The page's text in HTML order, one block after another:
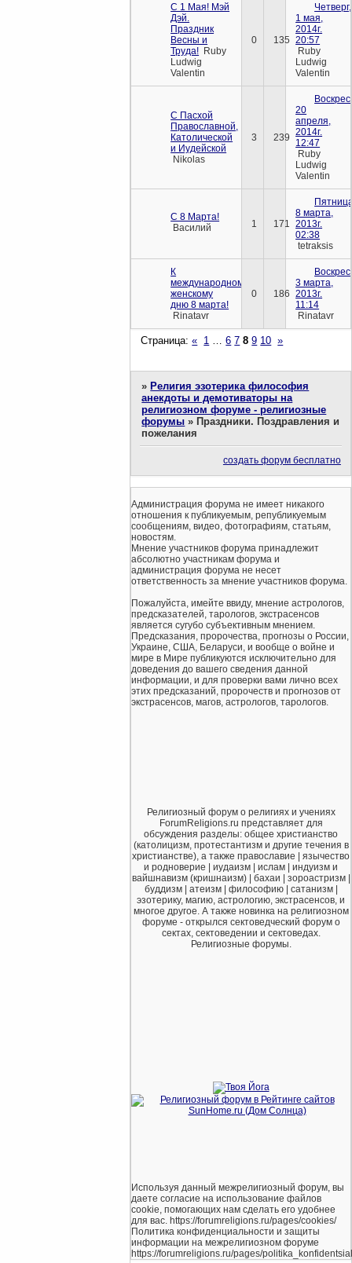
C 1 Мая! Мэй
Дэй.
Праздник
Весны и
Труда! Ruby
Ludwig
Valentin
0 135
Четверг,
1 мая,
2014г.
20:57
Ruby
Ludwig
Valentin
С Пасхой
Православной,
Католической
и Иудейской
Nikolas
3 239
20
апреля,
2014г.
12:47
Ruby
Ludwig
Valentin
С 8 Марта!
Василий
1 171
8 марта,
2013г.
02:38
tetraksis
К
международному
женскому
дню 8 марта!
Rinatavr
0 186
3 марта,
2013г.
11:14
Rinatavr
Страница:« 1 … 6 7 8 9 10 »
»Религия эзотерика философия
анекдоты и демотиваторы на
религиозном форуме - религиозные
форумы »Праздники. Поздравления и
пожелания
создать форум бесплатно
Администрация форума не имеет никакого
отношения к публикуемым, републикуемым
сообщениям, видео, фотографиям, статьям,
новостям.
Мнение участников форума принадлежит
абсолютно участникам форума и
администрация форума не несет
ответственность за мнение участников форума.
Пожалуйста, имейте ввиду, мнение астрологов,
предсказателей, тарологов, экстрасенсов
является сугубо субъективным мнением.
Предсказания, пророчества, прогнозы о России,
Украине, США, Беларуси, и вообще о войне и
мире в Мире публикуются исключительно для
доведения до вашего сведения данной
информации, и для проверки вами лично всех
этих предсказаний, пророчеств и прогнозов от
экстрасенсов, магов, астрологов, тарологов.
Религиозный форум о религиях и учениях
ForumReligions.ru представляет для
обсуждения разделы: общее христианство
(католицизм, протестантизм и другие течения в
христианстве), а также православие | язычество
и родноверие | иудаизм | ислам | индуизм и
вайшнавизм (кришнаизм) | бахаи | зороастризм |
буддизм | атеизм | философию | сатанизм |
эзотерику, магию, астрологию, экстрасенсов, и
многое другое. А также новинка на религиозном
форуме - открылся сектоведческий форум о
сектах, сектоведении и сектоведах.
Религиозные форумы.
Используя данный межрелигиозный форум, вы
даете согласие на использование файлов
cookie, помогающих нам сделать его удобнее
для вас. https://forumreligions.ru/pages/cookies/
Политика конфиденциальности и защиты
информации на межрелигиозном форуме
https://forumreligions.ru/pages/